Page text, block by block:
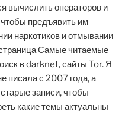
вычислить операторов и
предъявить им
наркотиков и отмывании
Самые читаемые
в darknet, сайты Tor. Я
писала с 2007 года, а
записи, чтобы
какие темы актуальны